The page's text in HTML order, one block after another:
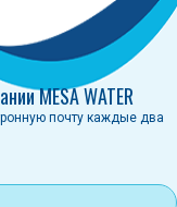
MESA WATER
почту каждые два